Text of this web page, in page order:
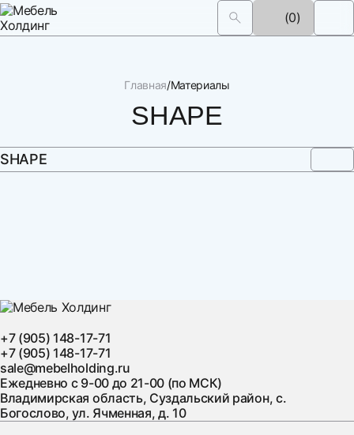
(0)
Главная Материалы
SHAPE
SHAPE
+7 (905) 148-17-71
+7 (905) 148-17-71
sale@mebelholding.ru
Ежедневно с 9-00 до 21-00 (по МСК)
Владимирская область, Суздальский район, с.
Богослово, ул. Ячменная, д. 10